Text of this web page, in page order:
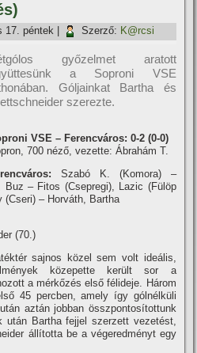
17. péntek Szerző: K@rcsi
győzelmet aratott
a Soproni VSE
Góljainkat Bartha és
szerezte.
VSE – Ferencváros: 0-2 (0-0)
700 néző, vezette: Ábrahám T.
Szabó K. (Komora) –
– Fitos (Csepregi), Lazic (Fülöp
(Cseri) – Horváth, Bartha
(70.)
sajnos közel sem volt ideális,
közepette került sor a
a mérkőzés első félideje. Három
45 percben, amely í­gy gólnélküli
aztán jobban összpontosí­tottunk
után Bartha fejjel szerzett vezetést,
állí­totta be a végeredményt egy